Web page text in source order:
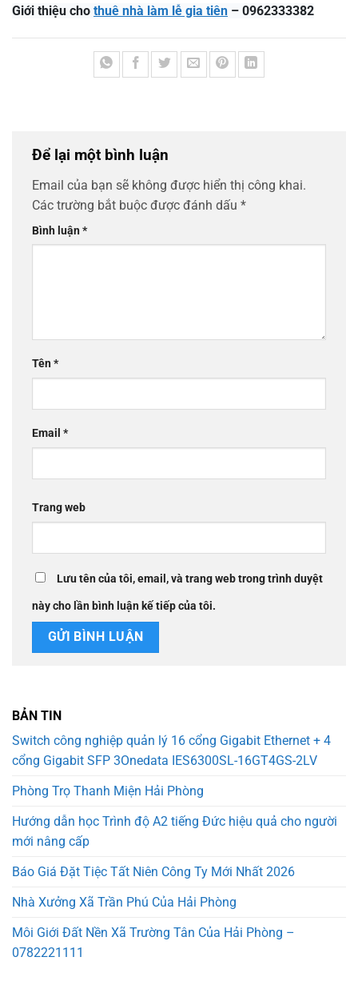
Giới thiệu cho thuê nhà làm lễ gia tiên – 0962333382
Để lại một bình luận
Email của bạn sẽ không được hiển thị công khai.
Các trường bắt buộc được đánh dấu *
Bình luận*
Tên*
Email *
Trang web
Lưu tên của tôi, email, và trang web trong trình duyệt
này cho lần bình luận kế tiếp của tôi.
BẢN TIN
Switch công nghiệp quản lý 16 cổng Gigabit Ethernet + 4
cổng Gigabit SFP 3Onedata IES6300SL-16GT4GS-2LV
Phòng Trọ Thanh Miện Hải Phòng
Hướng dẫn học Trình độ A2 tiếng Đức hiệu quả cho người
mới nâng cấp
Báo Giá Đặt Tiệc Tất Niên Công Ty Mới Nhất 2026
Nhà Xưởng Xã Trần Phú Của Hải Phòng
Môi Giới Đất Nền Xã Trường Tân Của Hải Phòng –
0782221111